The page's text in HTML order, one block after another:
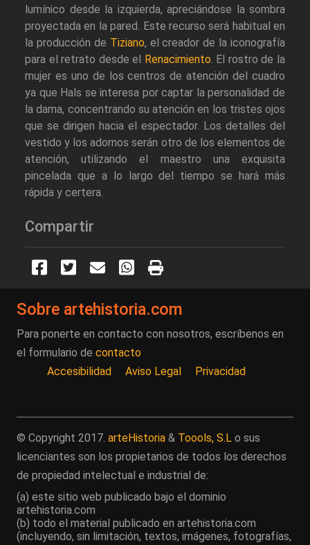
lumínico desde la izquierda, apreciándose la sombra
proyectada en la pared. Este recurso será habitual en
la producción de Tiziano, el creador de la iconografía
para el retrato desde el Renacimiento. El rostro de la
mujer es uno de los centros de atención del cuadro
ya que Hals se interesa por captar la personalidad de
la dama, concentrando su atención en los tristes ojos
que se dirigen hacia el espectador. Los detalles del
vestido y los adornos serán otro de los elementos de
atención, utilizando el maestro una exquisita
pincelada que a lo largo del tiempo se hará más
rápida y certera.
Compartir
Sobre artehistoria.com
Para ponerte en contacto con nosotros, escríbenos en
el formulario de contacto
Accesibilidad
Aviso Legal Privacidad
© Copyright 2017. arteHistoria & Toools, S.L o sus
licenciantes son los propietarios de todos los derechos
de propiedad intelectual e industrial de:
(a) este sitio web publicado bajo el dominio
artehistoria.com
(b) todo el material publicado en artehistoria.com
(incluyendo, sin limitación, textos, imágenes, fotografías,